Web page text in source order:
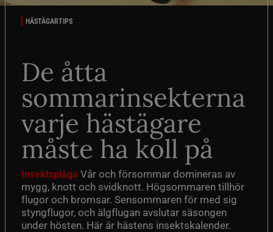
HÄSTÄGARTIPS
De åtta
sommarinsekterna
varje hästägare
måste ha koll på
Insektsplåga Vår och försommar domineras av
mygg, knott och svidknott. Högsommaren tillhör
flugor och bromsar. Sensommaren för med sig
styngflugor, och älgflugan avslutar säsongen
under hösten. Här är hästens insektskalender.